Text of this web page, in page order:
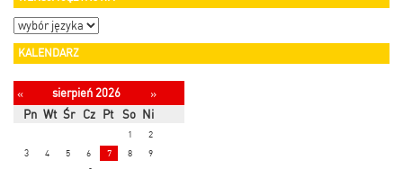
KALENDARZ
« sierpień 2026
»
Pn Wt Śr Cz Pt So Ni
1
2
3
4 5 6 7 8
9